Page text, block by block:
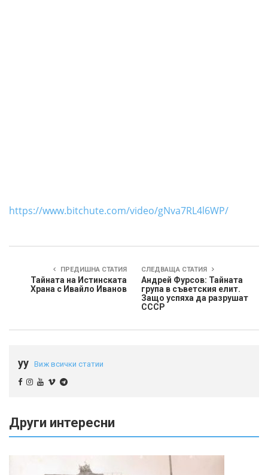
https://www.bitchute.com/video/gNva7RL4l6WP/
ПРЕДИШНА СТАТИЯ
Тайната на Истинската
Храна с Ивайло Иванов
СЛЕДВАЩА СТАТИЯ
Андрей Фурсов: Тайната
група в съветския елит.
Защо успяха да разрушат
СССР
yy Виж всички статии
Други интересни